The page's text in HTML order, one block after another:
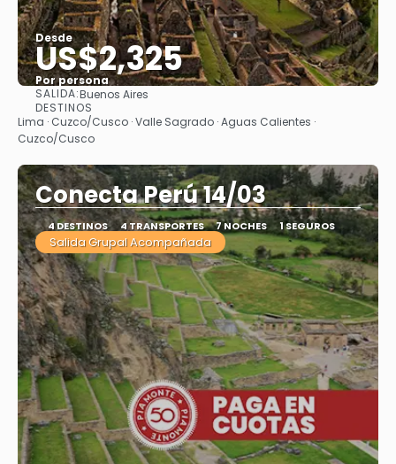
Desde
US$2,325
Por persona
SALIDA:Buenos Aires
DESTINOS
Lima · Cuzco/Cusco · Valle Sagrado · Aguas Calientes ·
Cuzco/Cusco
Conecta Perú 14/03
4 DESTINOS 4 TRANSPORTES 7 NOCHES 1 SEGUROS
Salida Grupal Acompañada